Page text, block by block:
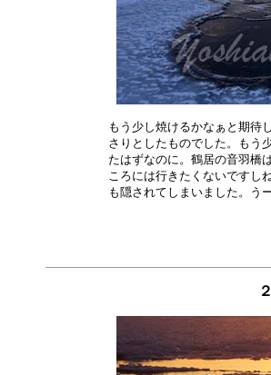
もう少し焼けるかなぁと期待
さりとしたものでした。もう
たはずなのに。鶴居の音羽橋
ころには行きたくないですし